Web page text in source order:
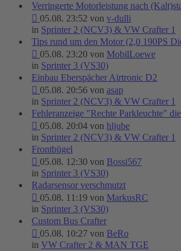
Verringerte Motorleistung nach
05.08. 23:52 von v-dulli
in Sprinter 2 (NCV3) & VW Crafter 1
Tips rund um den Motor (2,0 190PS
05.08. 23:20 von MobilLoewe
in Sprinter 3 (VS30)
Einbau Eberspächer Airtronic D2
05.08. 20:56 von asap
in Sprinter 2 (NCV3) & VW Crafter 1
Fehleranzeige "Rechte Parkleuchte"
05.08. 20:04 von hljube
in Sprinter 2 (NCV3) & VW Crafter 1
Frontbügel
05.08. 12:30 von Bossi567
in Sprinter 3 (VS30)
Radarsensor verschmutzt
05.08. 11:19 von MarkusRC
in Sprinter 3 (VS30)
Custom Bus Crafter
05.08. 10:27 von BeRo
in VW Crafter 2 & MAN TGE